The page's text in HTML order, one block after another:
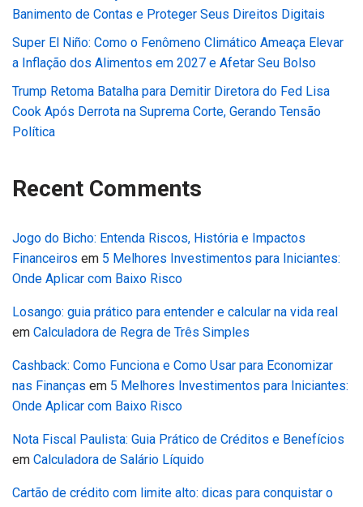
Banimento de Contas e Proteger Seus Direitos Digitais
Super El Niño: Como o Fenômeno Climático Ameaça Elevar
a Inflação dos Alimentos em 2027 e Afetar Seu Bolso
Trump Retoma Batalha para Demitir Diretora do Fed Lisa
Cook Após Derrota na Suprema Corte, Gerando Tensão
Política
Recent Comments
Jogo do Bicho: Entenda Riscos, História e Impactos
Financeiros em 5 Melhores Investimentos para Iniciantes:
Onde Aplicar com Baixo Risco
Losango: guia prático para entender e calcular na vida real
em Calculadora de Regra de Três Simples
Cashback: Como Funciona e Como Usar para Economizar
nas Finanças em 5 Melhores Investimentos para Iniciantes:
Onde Aplicar com Baixo Risco
Nota Fiscal Paulista: Guia Prático de Créditos e Benefícios
em Calculadora de Salário Líquido
Cartão de crédito com limite alto: dicas para conquistar o